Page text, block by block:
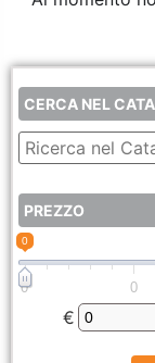
CERCA NEL
PREZZO
0
0 0
€